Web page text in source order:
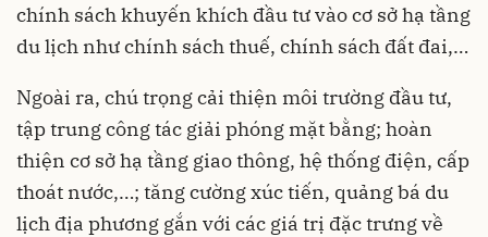
chính sách khuyến khích đầu tư vào cơ sở hạ tầng
du lịch như chính sách thuế, chính sách đất đai,…
Ngoài ra, chú trọng cải thiện môi trường đầu tư,
tập trung công tác giải phóng mặt bằng; hoàn
thiện cơ sở hạ tầng giao thông, hệ thống điện, cấp
thoát nước,…; tăng cường xúc tiến, quảng bá du
lịch địa phương gắn với các giá trị đặc trưng về